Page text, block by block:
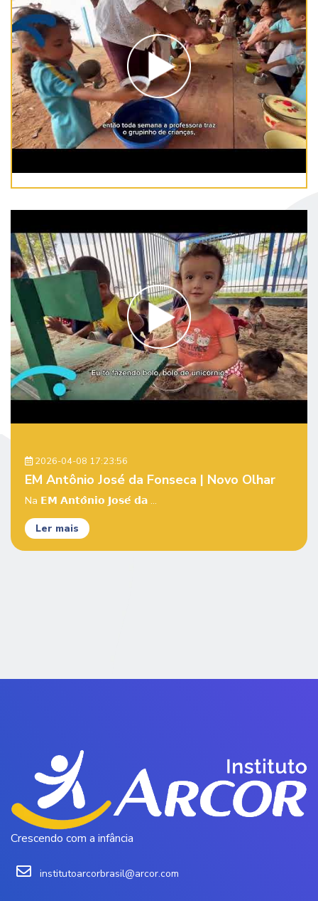
2026-04-08 17:23:56
EM Antônio José da Fonseca | Novo Olhar
Na 𝗘𝗠 𝗔𝗻𝘁𝗼̂𝗻𝗶𝗼 𝗝𝗼𝘀𝗲́ 𝗱𝗮 ...
Ler mais
Crescendo com a infância
institutoarcorbrasil@arcor.com